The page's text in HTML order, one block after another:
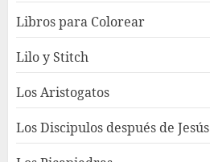
Libros para Colorear
Lilo y Stitch
Los Aristogatos
Los Discipulos después de Jesús